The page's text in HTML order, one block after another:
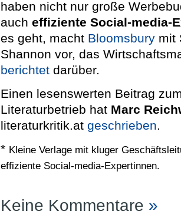
haben nicht nur große
auch effiziente Social-media-
es geht, macht Bloomsbury mit
Shannon vor, das
berichtet darüber.
Einen lesenswerten Beitrag
Literaturbetrieb hat Marc
literaturkritik.at geschrieben.
* Kleine Verlage mit kluger
effiziente Social-media-Expertinnen.
Keine Kommentare »